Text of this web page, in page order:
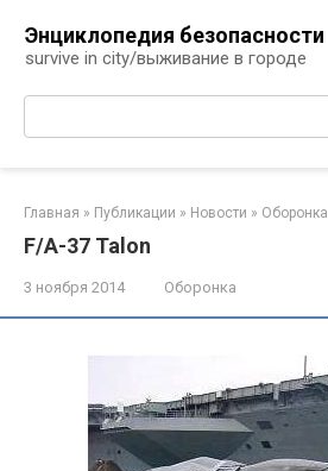
контенту
Энциклопедия безопасности
survive in city/выживание в городе
Поиск:
Главная » Публикации » Новости » Оборонка
F/A-37 Talon
3 ноября 2014 Оборонка